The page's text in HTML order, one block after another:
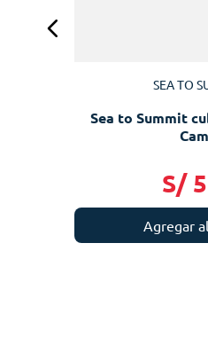
SEA TO
Sea to Summit
S/ 5
Agregar